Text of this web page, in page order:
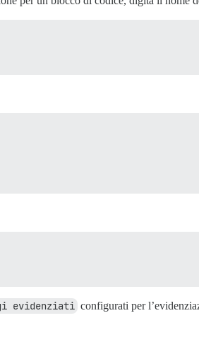
evidenziati configurati per